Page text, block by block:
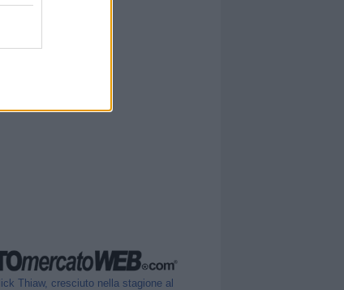
Thiaw, cresciuto nella stagione al